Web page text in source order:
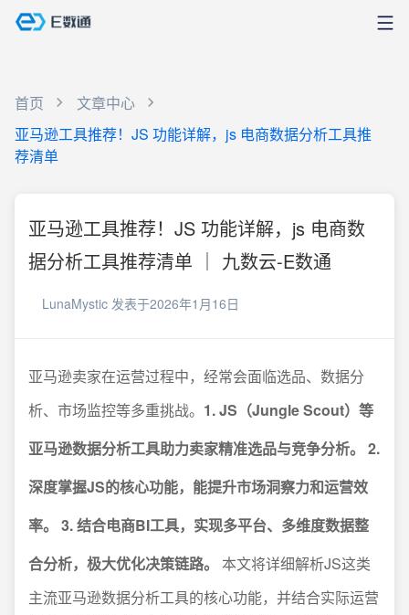
首页
文章中心
亚马逊工具推荐！JS 功能详解，js 电商数据分析工具推
荐清单
亚马逊工具推荐！JS 功能详解，js 电商数
据分析工具推荐清单 ｜ 九数云-E数通
LunaMystic 发表于2026年1月16日
亚马逊卖家在运营过程中，经常会面临选品、数据分
析、市场监控等多重挑战。 1. JS（Jungle Scout）等
亚马逊数据分析工具助力卖家精准选品与竞争分析。
2.
深度掌握JS的核心功能，能提升市场洞察力和运营效
率。
3. 结合电商BI工具，实现多平台、多维度数据整
合分析，极大优化决策链路。
本文将详细解析JS这类
主流亚马逊数据分析工具的核心功能，并结合实际运营